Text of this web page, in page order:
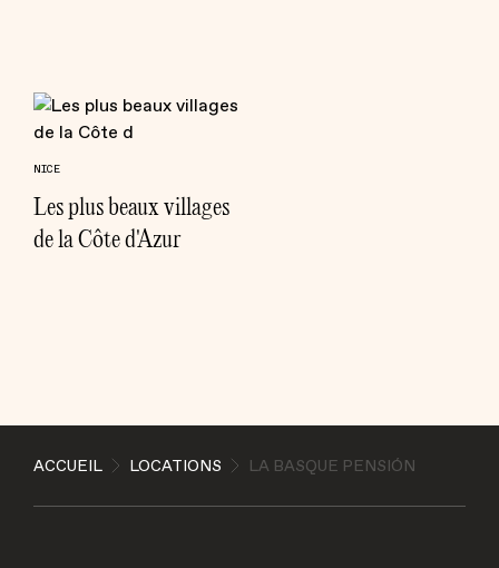
J'accepte que les informations soient traitées
NICE
Les plus beaux villages
de la Côte d'Azur
ACCUEIL LOCATIONS LA BASQUE PENSIÓN